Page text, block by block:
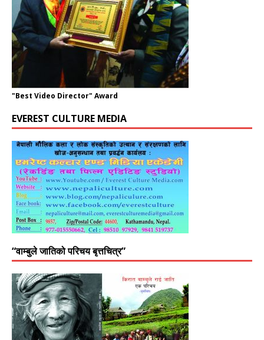
"Best Video Director" Award
EVEREST CULTURE MEDIA
“वाम्बुले जातिको परिचय बृत्तचित्र”